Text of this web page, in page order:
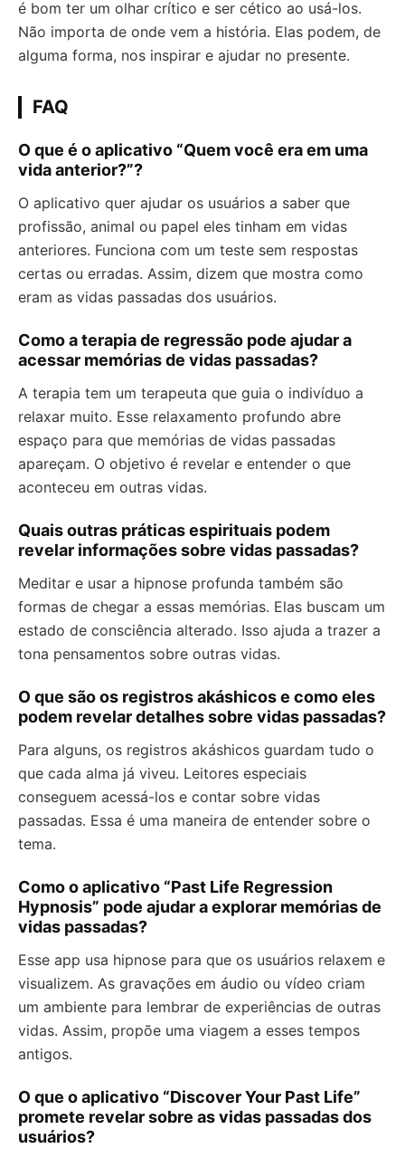
é bom ter um olhar crítico e ser cético ao usá-los.
Não importa de onde vem a história. Elas podem, de
alguma forma, nos inspirar e ajudar no presente.
FAQ
O que é o aplicativo “Quem você era em uma
vida anterior?”?
O aplicativo quer ajudar os usuários a saber que
profissão, animal ou papel eles tinham em vidas
anteriores. Funciona com um teste sem respostas
certas ou erradas. Assim, dizem que mostra como
eram as vidas passadas dos usuários.
Como a terapia de regressão pode ajudar a
acessar memórias de vidas passadas?
A terapia tem um terapeuta que guia o indivíduo a
relaxar muito. Esse relaxamento profundo abre
espaço para que memórias de vidas passadas
apareçam. O objetivo é revelar e entender o que
aconteceu em outras vidas.
Quais outras práticas espirituais podem
revelar informações sobre vidas passadas?
Meditar e usar a hipnose profunda também são
formas de chegar a essas memórias. Elas buscam um
estado de consciência alterado. Isso ajuda a trazer a
tona pensamentos sobre outras vidas.
O que são os registros akáshicos e como eles
podem revelar detalhes sobre vidas passadas?
Para alguns, os registros akáshicos guardam tudo o
que cada alma já viveu. Leitores especiais
conseguem acessá-los e contar sobre vidas
passadas. Essa é uma maneira de entender sobre o
tema.
Como o aplicativo “Past Life Regression
Hypnosis” pode ajudar a explorar memórias de
vidas passadas?
Esse app usa hipnose para que os usuários relaxem e
visualizem. As gravações em áudio ou vídeo criam
um ambiente para lembrar de experiências de outras
vidas. Assim, propõe uma viagem a esses tempos
antigos.
O que o aplicativo “Discover Your Past Life”
promete revelar sobre as vidas passadas dos
usuários?